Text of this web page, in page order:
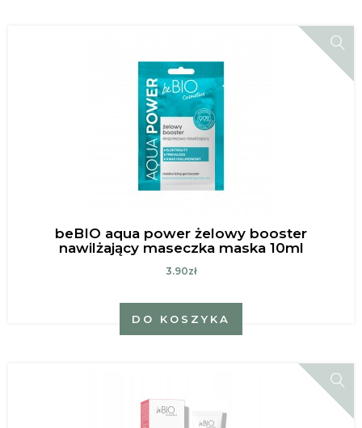
beBIO aqua power żelowy booster
nawilżający maseczka maska 10ml
3.90zł
DO KOSZYKA